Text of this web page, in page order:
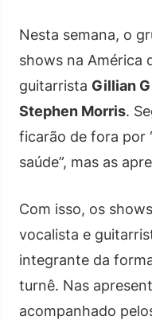
Nesta semana, o
shows na América
guitarrista Gillian
Stephen Morris.
ficarão de fora por
saúde”, mas as
Com isso, os
vocalista e
integrante da
turnê. Nas
acompanhado